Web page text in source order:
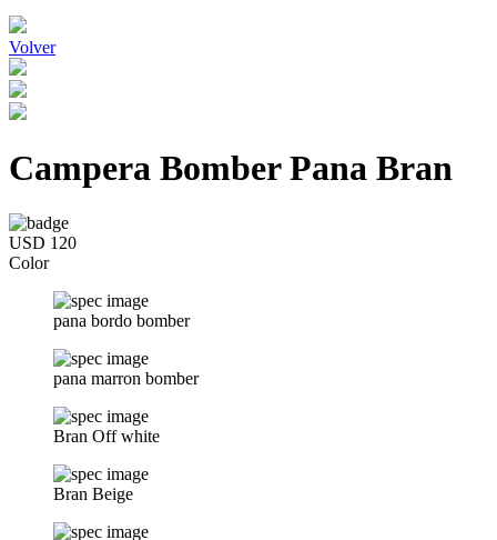
Volver
Campera Bomber Pana Bran
USD 120
Color
pana bordo bomber
pana marron bomber
Bran Off white
Bran Beige